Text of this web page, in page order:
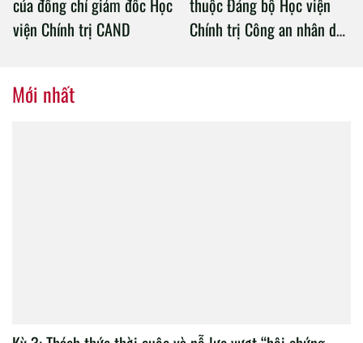
của đồng chí giám đốc Học
viện Chính trị CAND
thuộc Đảng bộ Học viện
Chính trị Công an nhân dân
Mới nhất